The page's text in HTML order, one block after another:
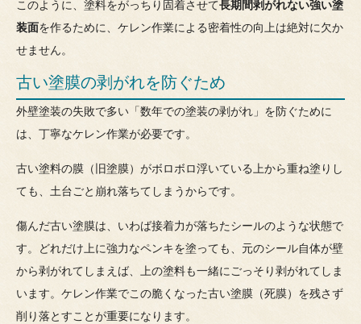
このように、塗料をがっちり固着させて長期間剥がれない強い塗
装面を作るために、ケレン作業による密着性の向上は絶対に欠か
せません。
古い塗膜の剥がれを防ぐため
外壁塗装の失敗で多い「数年での塗装の剥がれ」を防ぐために
は、丁寧なケレン作業が必要です。
古い塗料の膜（旧塗膜）がボロボロ浮いている上から重ね塗りし
ても、土台ごと崩れ落ちてしまうからです。
傷んだ古い塗膜は、いわば接着力が落ちたシールのような状態で
す。どれだけ上に強力なペンキを塗っても、元のシール自体が壁
から剥がれてしまえば、上の塗料も一緒にごっそり剥がれてしま
います。ケレン作業でこの脆くなった古い塗膜（死膜）を残さず
削り落とすことが重要になります。